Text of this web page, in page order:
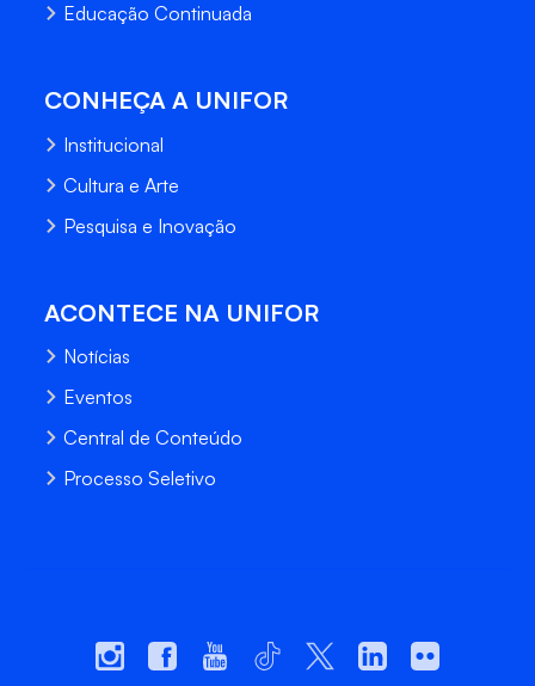
Educação Continuada
CONHEÇA A UNIFOR
Institucional
Cultura e Arte
Pesquisa e Inovação
ACONTECE NA UNIFOR
Notícias
Eventos
Central de Conteúdo
Processo Seletivo